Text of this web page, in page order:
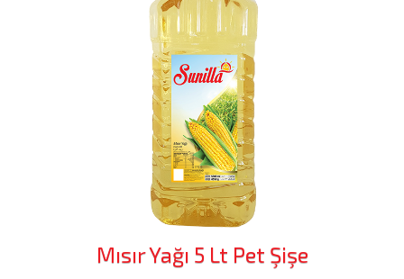
Mısır Yağı 5 Lt Pet Şişe